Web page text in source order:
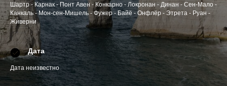
Шартр - Карнак - Понт Авен - Конкарно - Локронан - Динан - Сен-Мало -
Канкаль - Мон-сен-Мишель - Фужер - Байё - Онфлёр - Этрета - Руан -
Живерни
Дата
Дата неизвестно